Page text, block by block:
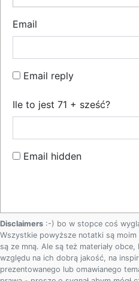
Email
Email reply
Ile to jest 71 + sześć?
Email hidden
Disclaimers :-) bo w stopce coś
Wszystkie powyższe notatki są
są ze mną. Ale są też materiały
względu na ich dobrą jakość, na
prezentowanego lub omawianego